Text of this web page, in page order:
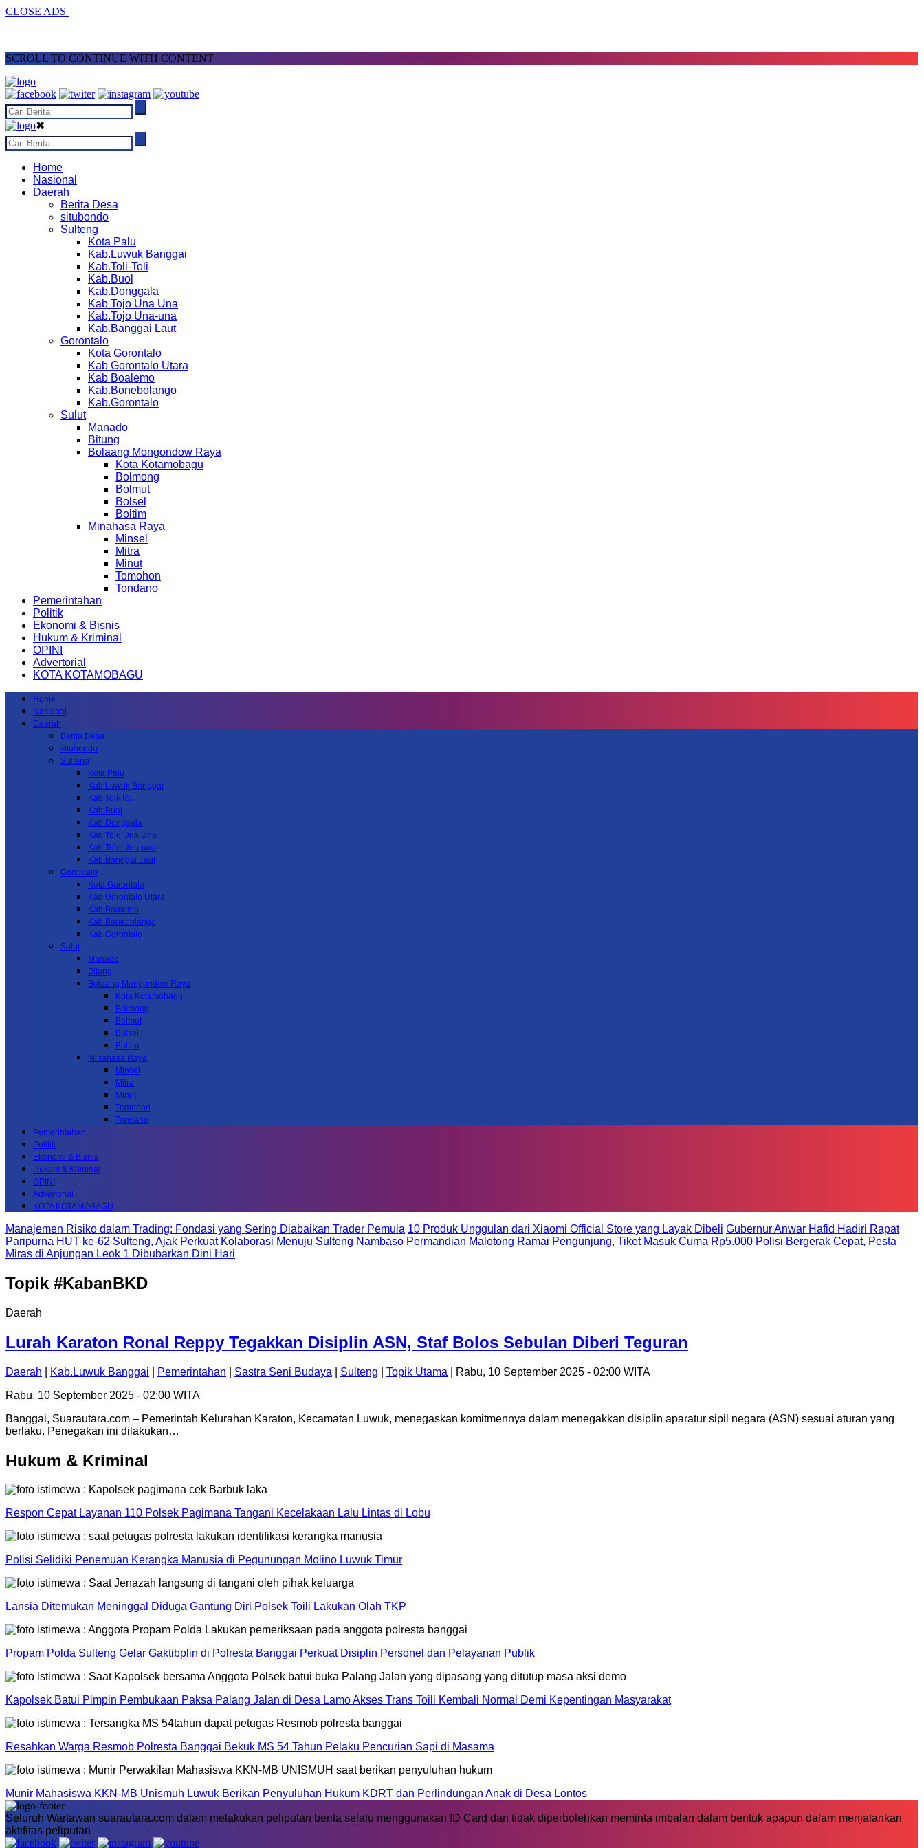
CLOSE ADS
SCROLL TO CONTINUE WITH CONTENT
✖
Home
Nasional
Daerah
Berita Desa
situbondo
Sulteng
Kota Palu
Kab.Luwuk Banggai
Kab.Toli-Toli
Kab.Buol
Kab.Donggala
Kab Tojo Una Una
Kab.Tojo Una-una
Kab.Banggai Laut
Gorontalo
Kota Gorontalo
Kab Gorontalo Utara
Kab Boalemo
Kab.Bonebolango
Kab.Gorontalo
Sulut
Manado
Bitung
Bolaang Mongondow Raya
Kota Kotamobagu
Bolmong
Bolmut
Bolsel
Boltim
Minahasa Raya
Minsel
Mitra
Minut
Tomohon
Tondano
Pemerintahan
Politik
Ekonomi & Bisnis
Hukum & Kriminal
OPINI
Advertorial
KOTA KOTAMOBAGU
Home
Nasional
Daerah
Berita Desa
situbondo
Sulteng
Kota Palu
Kab.Luwuk Banggai
Kab.Toli-Toli
Kab.Buol
Kab.Donggala
Kab Tojo Una Una
Kab.Tojo Una-una
Kab.Banggai Laut
Gorontalo
Kota Gorontalo
Kab Gorontalo Utara
Kab Boalemo
Kab.Bonebolango
Kab.Gorontalo
Sulut
Manado
Bitung
Bolaang Mongondow Raya
Kota Kotamobagu
Bolmong
Bolmut
Bolsel
Boltim
Minahasa Raya
Minsel
Mitra
Minut
Tomohon
Tondano
Pemerintahan
Politik
Ekonomi & Bisnis
Hukum & Kriminal
OPINI
Advertorial
KOTA KOTAMOBAGU
Manajemen Risiko dalam Trading: Fondasi yang Sering Diabaikan Trader Pemula 10 Produk Unggulan dari Xiaomi Official Store yang Layak Dibeli Gubernur Anwar Hafid Hadiri Rapat
Paripurna HUT ke-62 Sulteng, Ajak Perkuat Kolaborasi Menuju Sulteng Nambaso Permandian Malotong Ramai Pengunjung, Tiket Masuk Cuma Rp5.000 Polisi Bergerak Cepat, Pesta
Miras di Anjungan Leok 1 Dibubarkan Dini Hari
Topik #KabanBKD
Daerah
Lurah Karaton Ronal Reppy Tegakkan Disiplin ASN, Staf Bolos Sebulan Diberi Teguran
Daerah Kab.Luwuk Banggai Pemerintahan Sastra Seni Budaya Sulteng Topik Utama | Rabu, 10 September 2025 - 02:00 WITA
Rabu, 10 September 2025 - 02:00 WITA
Banggai, Suarautara.com – Pemerintah Kelurahan Karaton, Kecamatan Luwuk, menegaskan komitmennya dalam menegakkan disiplin aparatur sipil negara (ASN) sesuai aturan yang
berlaku. Penegakan ini dilakukan…
Hukum & Kriminal
Respon Cepat Layanan 110 Polsek Pagimana Tangani Kecelakaan Lalu Lintas di Lobu
Polisi Selidiki Penemuan Kerangka Manusia di Pegunungan Molino Luwuk Timur
Lansia Ditemukan Meninggal Diduga Gantung Diri Polsek Toili Lakukan Olah TKP
Propam Polda Sulteng Gelar Gaktibplin di Polresta Banggai Perkuat Disiplin Personel dan Pelayanan Publik
Kapolsek Batui Pimpin Pembukaan Paksa Palang Jalan di Desa Lamo Akses Trans Toili Kembali Normal Demi Kepentingan Masyarakat
Resahkan Warga Resmob Polresta Banggai Bekuk MS 54 Tahun Pelaku Pencurian Sapi di Masama
Munir Mahasiswa KKN-MB Unismuh Luwuk Berikan Penyuluhan Hukum KDRT dan Perlindungan Anak di Desa Lontos
Seluruh Wartawan suarautara.com dalam melakukan peliputan berita selalu menggunakan ID Card dan tidak diperbolehkan meminta imbalan dalam bentuk apapun dalam menjalankan
aktifitas peliputan